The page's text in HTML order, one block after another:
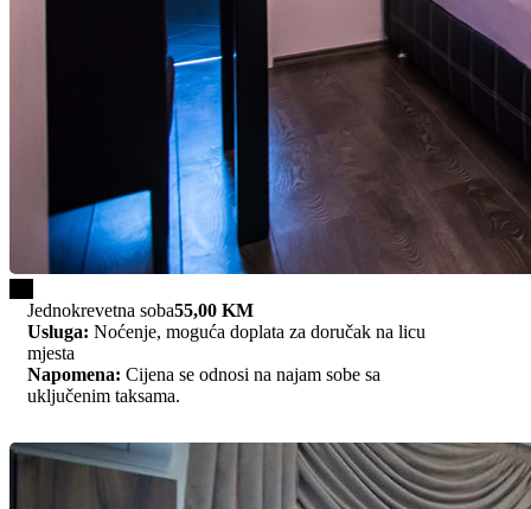
Jednokrevetna soba55,00 KM
Usluga: Noćenje, moguća doplata za doručak na licu
mjesta
Napomena: Cijena se odnosi na najam sobe sa
uključenim taksama.